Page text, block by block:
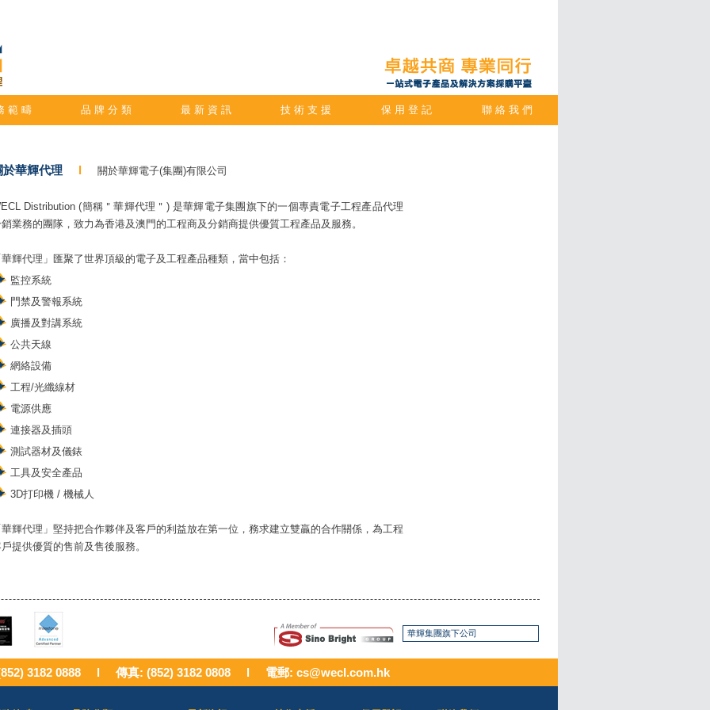
範 疇 品 牌 分 類 最 新 資 訊 技 術 支 援 保 用 登 記 聯 絡 我 們
於華輝代理 l 關於華輝電子(集團)有限公司
Distribution (簡稱＂華輝代理＂) 是華輝電子集團旗下的一個專責電子工程產品代理
業務的團隊，致力為香港及澳門的工程商及分銷商提供優質工程產品及服務。
輝代理」匯聚了世界頂級的電子及工程產品種類，當中包括：
監控系統
門禁及警報系統
廣播及對講系統
公共天線
網絡設備
工程/光纖線材
電源供應
連接器及插頭
測試器材及儀錶
工具及安全產品
3D打印機 / 機械人
輝代理」堅持把合作夥伴及客戶的利益放在第一位，務求建立雙贏的合作關係，為工程
提供優質的售前及售後服務。
華輝集團旗下公司
3182 0888 l 傳真: (852) 3182 0808 l 電郵: cs@wecl.com.hk